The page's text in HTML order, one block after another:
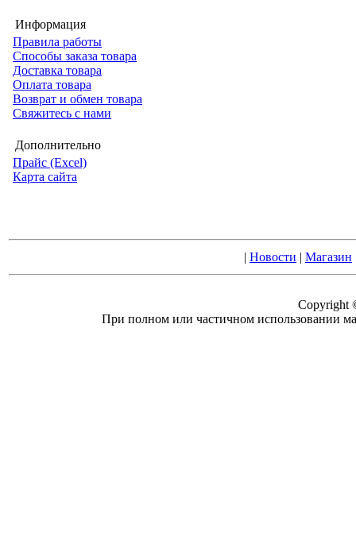
Информация
Правила работы
Способы заказа товара
Доставка товара
Оплата товара
Возврат и обмен товара
Свяжитесь с нами
Дополнительно
Прайс (Excel)
Карта сайта
| Новости | Магазин
Copyright
При полном или частичном использовании